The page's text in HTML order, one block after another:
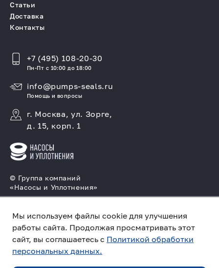
Мы используем файлы cookie для улучшения
работы сайта. Продолжая просматривать этот
сайт, вы соглашаетесь с Политикой обработки
персональных данных.
© Группа компаний
«Насосы и Уплотнения»
торцовых уплотнений
Политика конфиденциальности
Создано в компании
продвигать и продавать
Статьи
Доставка
Контакты
+7 (495) 108-20-30
Пн-Пт с 10:00 до 18:00
info@pumps-seals.ru
Помощь и вопросы
г. Москва, ул. Зорге,
д. 15, корп. 1